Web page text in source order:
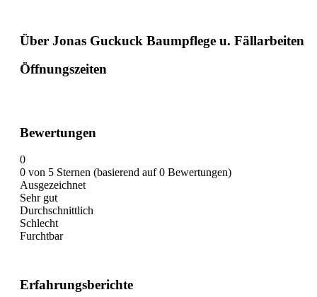
Über Jonas Guckuck Baumpflege u. Fällarbeiten
Öffnungszeiten
Bewertungen
0
0 von 5 Sternen (basierend auf 0 Bewertungen)
Ausgezeichnet
Sehr gut
Durchschnittlich
Schlecht
Furchtbar
Erfahrungsberichte